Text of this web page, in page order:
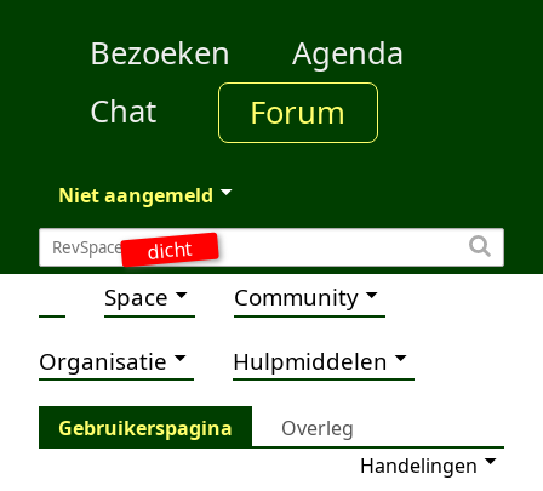
dicht
Bezoeken
Agenda
Chat
Forum
Niet aangemeld
Space Community
Organisatie Hulpmiddelen
Gebruikerspagina
Overleg
Handelingen